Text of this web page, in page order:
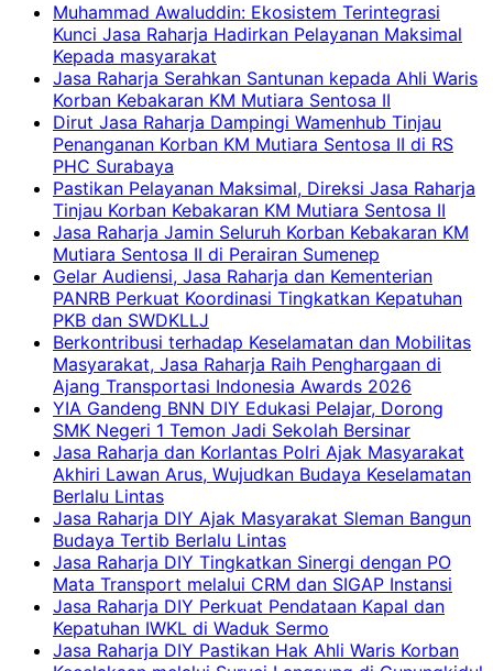
Muhammad Awaluddin: Ekosistem Terintegrasi
Kunci Jasa Raharja Hadirkan Pelayanan Maksimal
Kepada masyarakat
Jasa Raharja Serahkan Santunan kepada Ahli Waris
Korban Kebakaran KM Mutiara Sentosa II
Dirut Jasa Raharja Dampingi Wamenhub Tinjau
Penanganan Korban KM Mutiara Sentosa II di RS
PHC Surabaya
Pastikan Pelayanan Maksimal, Direksi Jasa Raharja
Tinjau Korban Kebakaran KM Mutiara Sentosa II
Jasa Raharja Jamin Seluruh Korban Kebakaran KM
Mutiara Sentosa II di Perairan Sumenep
Gelar Audiensi, Jasa Raharja dan Kementerian
PANRB Perkuat Koordinasi Tingkatkan Kepatuhan
PKB dan SWDKLLJ
Berkontribusi terhadap Keselamatan dan Mobilitas
Masyarakat, Jasa Raharja Raih Penghargaan di
Ajang Transportasi Indonesia Awards 2026
YIA Gandeng BNN DIY Edukasi Pelajar, Dorong
SMK Negeri 1 Temon Jadi Sekolah Bersinar
Jasa Raharja dan Korlantas Polri Ajak Masyarakat
Akhiri Lawan Arus, Wujudkan Budaya Keselamatan
Berlalu Lintas
Jasa Raharja DIY Ajak Masyarakat Sleman Bangun
Budaya Tertib Berlalu Lintas
Jasa Raharja DIY Tingkatkan Sinergi dengan PO
Mata Transport melalui CRM dan SIGAP Instansi
Jasa Raharja DIY Perkuat Pendataan Kapal dan
Kepatuhan IWKL di Waduk Sermo
Jasa Raharja DIY Pastikan Hak Ahli Waris Korban